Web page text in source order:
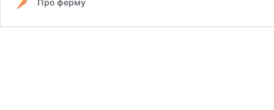
Про ферму